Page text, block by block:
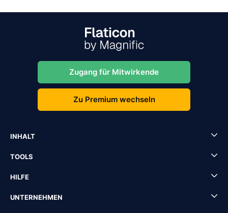
Zugang für Mitwirkende
Zu Premium wechseln
INHALT
TOOLS
HILFE
UNTERNEHMEN